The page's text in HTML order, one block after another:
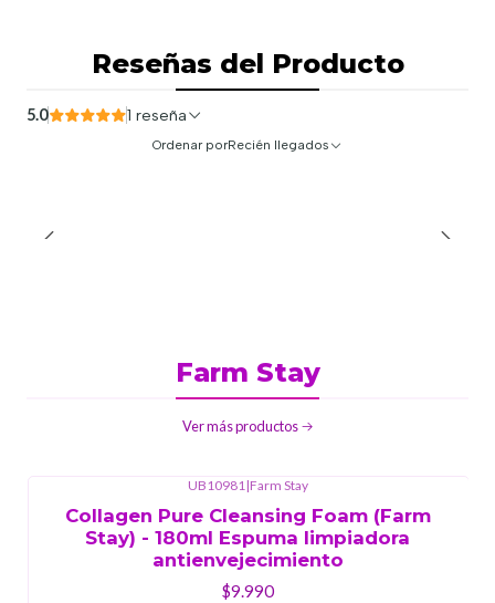
Reseñas del Producto
5.0 1 reseña
Ordenar porRecién llegados
Farm Stay
Ver más productos
UB10981|Farm Stay
Collagen Pure Cleansing Foam (Farm
Stay) - 180ml Espuma limpiadora
antienvejecimiento
$9.990